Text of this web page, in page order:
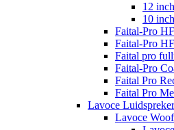
12
10
Faital-Pro
Faital-Pro
Faital pro
Faital-Pro
Faital Pro
Faital Pro
Lavoce
Lavoce